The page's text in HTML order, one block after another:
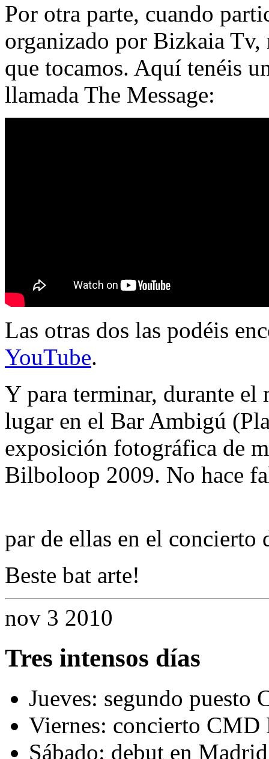
Por otra parte, cuando
organizado por Bizkaia Tv,
que tocamos. Aquí tenéis
llamada The Message:
Las otras dos las podéis
YouTube.
Y para terminar, durante el
lugar en el Bar Ambigú
exposición fotográfica de
Bilboloop 2009. No hace
par de ellas en el
Beste bat arte!
nov 3 2010
Tres intensos días
Jueves: segundo puesto
Viernes: concierto CMD
Sábado: debut en